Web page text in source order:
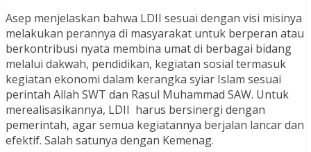
Asep menjelaskan bahwa LDII sesuai dengan visi misinya
melakukan perannya di masyarakat untuk berperan atau
berkontribusi nyata membina umat di berbagai bidang
melalui dakwah, pendidikan, kegiatan sosial termasuk
kegiatan ekonomi dalam kerangka syiar Islam sesuai
perintah Allah SWT dan Rasul Muhammad SAW. Untuk
merealisasikannya, LDII harus bersinergi dengan
pemerintah, agar semua kegiatannya berjalan lancar dan
efektif. Salah satunya dengan Kemenag.